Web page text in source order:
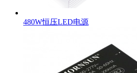
480W恒压LED电源